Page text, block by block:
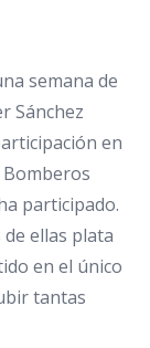
semana de
Sánchez
en
Bomberos
participado.
ellas plata
en el único
tantas